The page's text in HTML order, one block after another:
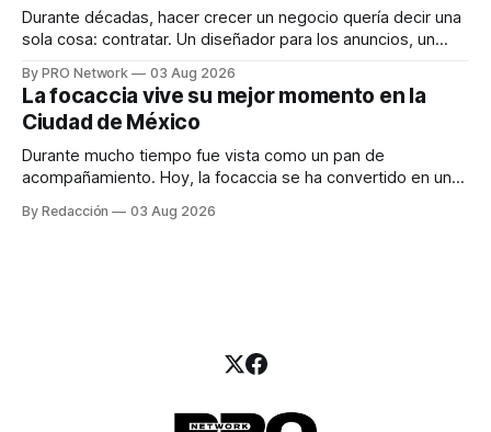
Durante décadas, hacer crecer un negocio quería decir una
sola cosa: contratar. Un diseñador para los anuncios, un
para los textos, alguien que supiera de publicidad digital
para encontrar prospectos, un vendedor para atender
llamadas y mensajes, y —con suerte— una persona
By PRO Network 03 Aug 2026
La focaccia vive su mejor momento en la
Ciudad de México
Durante mucho tiempo fue vista como un pan de
acompañamiento. Hoy, la focaccia se ha convertido en uno
artesanal, ingredientes de calidad y experiencias que
By Redacción 03 Aug 2026